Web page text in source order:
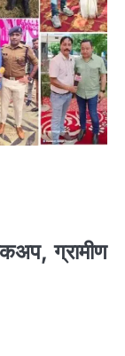
ग्रामीण